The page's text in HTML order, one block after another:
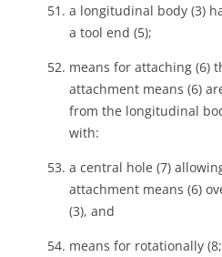
a longitudinal body (3)
a tool end (5);
means for attaching (6)
attachment means (6)
from the longitudinal
with:
a central hole (7)
attachment means (6)
(3), and
means for rotationally